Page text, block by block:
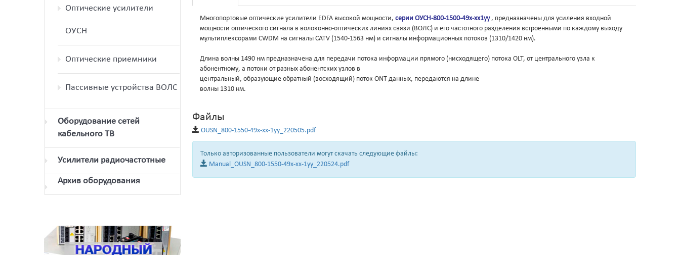
Оптические усилители
ОУСН
Оптические приемники
Пассивные устройства ВОЛС
Оборудование сетей
кабельного ТВ
Усилители радиочастотные
Архив оборудования
Многопортовые оптические усилители EDFA высокой мощности, серии ОУСН-800-1500-49х-хх1уу, предназначены для усиления входной
мощности оптического сигнала в волоконно-оптических линиях связи (ВОЛС) и его частотного разделения встроенными по каждому выходу
мультиплексорами CWDM на сигналы CATV (1540-1563 нм) и сигналы информационных потоков (1310/1420 нм).
Длина волны 1490 нм предназначена для передачи потока информации прямого (нисходящего) потока OLT, от центрального узла к
абонентному, а потоки от разных абонентских узлов в
центральный, образующие обратный (восходящий) поток ONT данных, передаются на длине
волны 1310 нм.
Файлы
OUSN_800-1550-49х-хх-1уу_220505.pdf
Только авторизованные пользователи могут скачать следующие файлы:
Manual_OUSN_800-1550-49х-хх-1уу_220524.pdf